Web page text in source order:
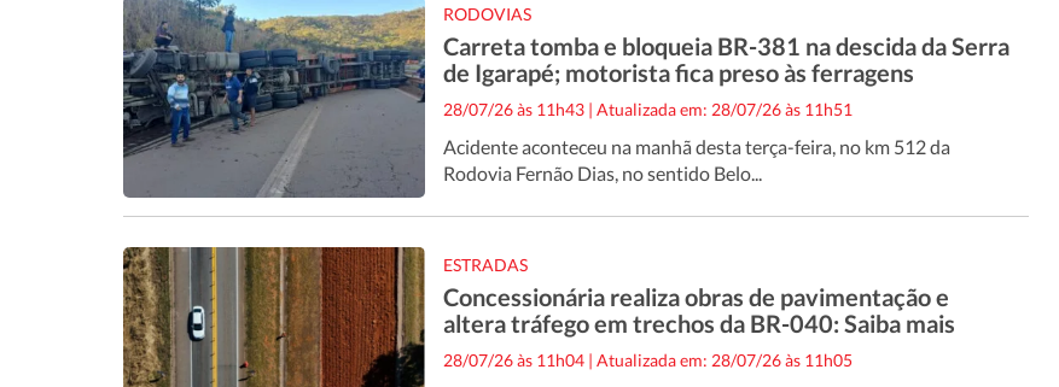
RODOVIAS
Carreta tomba e bloqueia BR-381 na descida da Serra
de Igarapé; motorista fica preso às ferragens
28/07/26 às 11h43 | Atualizada em: 28/07/26 às 11h51
Acidente aconteceu na manhã desta terça-feira, no km 512 da
Rodovia Fernão Dias, no sentido Belo...
ESTRADAS
Concessionária realiza obras de pavimentação e
altera tráfego em trechos da BR-040: Saiba mais
28/07/26 às 11h04 | Atualizada em: 28/07/26 às 11h05